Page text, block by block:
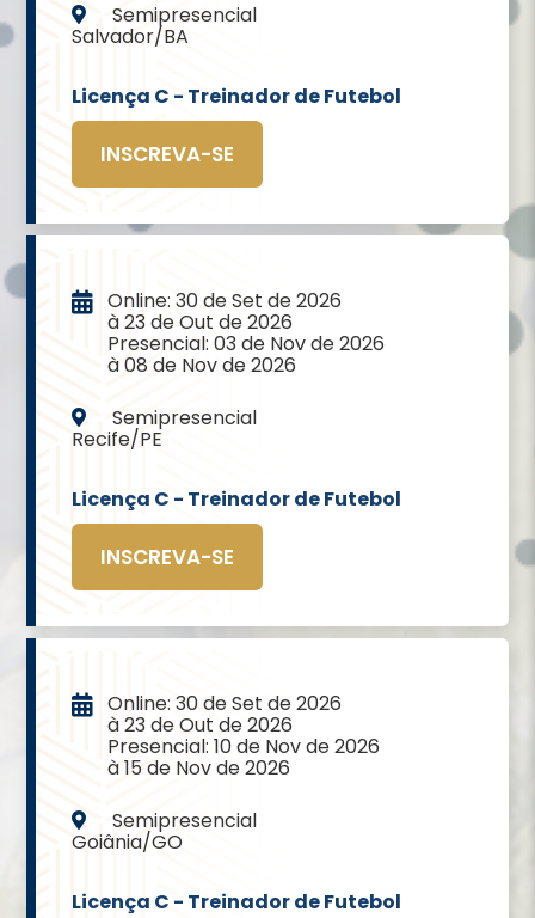
Semipresencial
Salvador/BA
Licença C - Treinador de Futebol
INSCREVA-SE
Online: 30 de Set de 2026
à 23 de Out de 2026
Presencial: 03 de Nov de 2026
à 08 de Nov de 2026
Semipresencial
Recife/PE
Licença C - Treinador de Futebol
INSCREVA-SE
Online: 30 de Set de 2026
à 23 de Out de 2026
Presencial: 10 de Nov de 2026
à 15 de Nov de 2026
Semipresencial
Goiânia/GO
Licença C - Treinador de Futebol